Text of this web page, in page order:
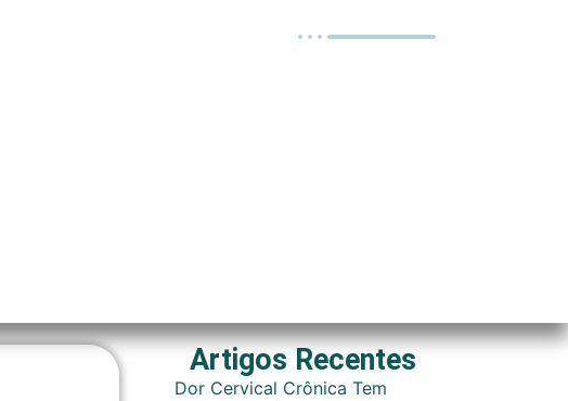
Artigos Recentes
Dor Cervical Crônica Tem